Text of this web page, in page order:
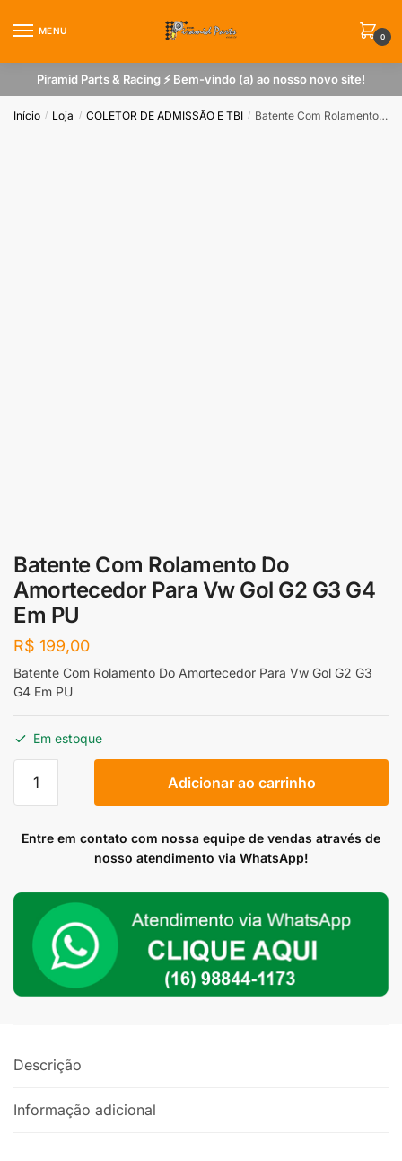
MENU
0
Piramid Parts & Racing ⚡ Bem-vindo (a) ao nosso novo site!
Início / Loja / COLETOR DE ADMISSÃO E TBI / Batente Com Rolamento Do Amortecedor Para Vw Gol G2 G3 G4 Em PU
Batente Com Rolamento Do
Amortecedor Para Vw Gol G2 G3 G4
Em PU
R$ 199,00
Batente Com Rolamento Do Amortecedor Para Vw Gol G2 G3
G4 Em PU
Em estoque
Com
Do
Amortecedor
Vw
Adicionar ao carrinho
Entre em contato com nossa equipe de vendas através de
nosso atendimento via WhatsApp!
Descrição
Informação adicional